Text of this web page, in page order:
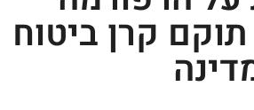
קרן ביטוח